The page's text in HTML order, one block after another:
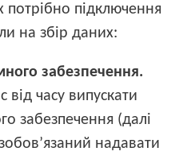
потрібно підключення
на збір даних:
забезпечення.
часу випускати
забезпечення (далі
надавати